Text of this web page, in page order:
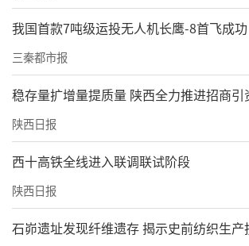
西安交通大学音乐教育中心的
示，此次与马头琴艺术家的合作
教育与民族文化传承的创新实践
交融，促进了不同民族音乐文
展，对提升学生的艺术素养和文
极作用，未来将继续探索更多
为校园文化建设和中华民族共同
我国首款7吨级运投无人机长鹰-8首飞成功
三秦都市报
稳存量扩增量提质量 陕西全力推进招商引
陕西日报
西十高铁全线进入联调联试阶段
陕西日报
石峁遗址发现纤维遗存 揭示史前纺织生产